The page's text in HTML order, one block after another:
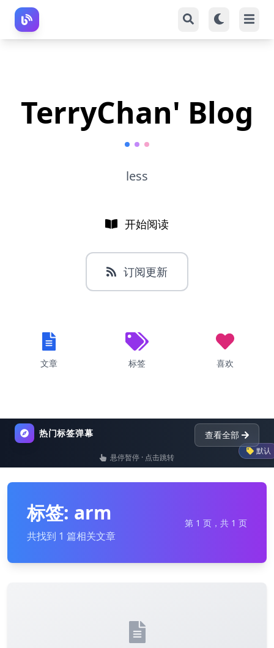
TerryChan' Blog
less
开始阅读
订阅更新
文章 标签 喜欢
热门标签弹幕 查看全部
默认
list nginx dictionary
悬停暂停 · 点击跳转
标签: arm
共找到 1 篇相关文章
第 1 页，共 1 页